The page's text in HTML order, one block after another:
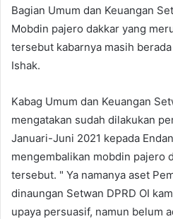
Bagian Umum dan Keuangan
Mobdin pajero dakkar yang
tersebut kabarnya masih
Ishak.
Kabag Umum dan Keuangan
mengatakan sudah dilakukan
Januari-Juni 2021 kepada
mengembalikan mobdin pajero
tersebut. " Ya namanya aset
dinaungan Setwan DPRD OI
upaya persuasif, namun belum